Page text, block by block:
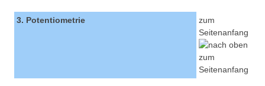
3. Potentiometrie
zum
Seitenanfang